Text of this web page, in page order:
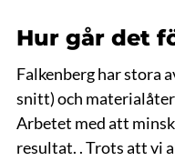
Hur går det
Falkenberg har stora
snitt) och
Arbetet med att
resultat. . Trots att vi